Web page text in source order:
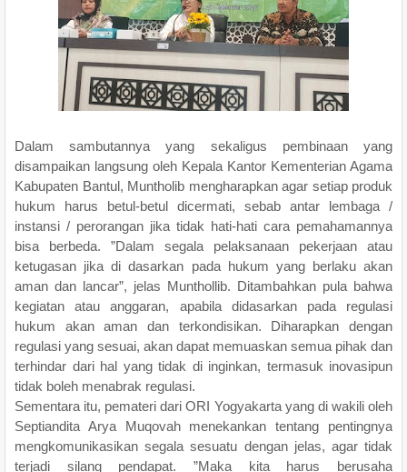
Dalam sambutannya yang sekaligus pembinaan yang
disampaikan langsung oleh Kepala Kantor Kementerian Agama
Kabupaten Bantul, Muntholib mengharapkan agar setiap produk
hukum harus betul-betul dicermati, sebab antar lembaga /
instansi / perorangan jika tidak hati-hati cara pemahamannya
bisa berbeda. ”Dalam segala pelaksanaan pekerjaan atau
ketugasan jika di dasarkan pada hukum yang berlaku akan
aman dan lancar”, jelas Munthollib. Ditambahkan pula bahwa
kegiatan atau anggaran, apabila didasarkan pada regulasi
hukum akan aman dan terkondisikan. Diharapkan dengan
regulasi yang sesuai, akan dapat memuaskan semua pihak dan
terhindar dari hal yang tidak di inginkan, termasuk inovasipun
tidak boleh menabrak regulasi.
Sementara itu, pemateri dari ORI Yogyakarta yang di wakili oleh
Septiandita Arya Muqovah menekankan tentang pentingnya
mengkomunikasikan segala sesuatu dengan jelas, agar tidak
terjadi silang pendapat. ”Maka kita harus berusaha